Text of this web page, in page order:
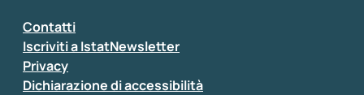
Inserisci il tuo commento
Contatti
Iscriviti a IstatNewsletter
Privacy
Dichiarazione di accessibilità